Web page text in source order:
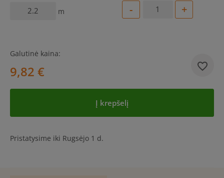
m - +
Galutinė kaina:
9,82 €
Į krepšelį
Pristatysime iki Rugsėjo 1 d.